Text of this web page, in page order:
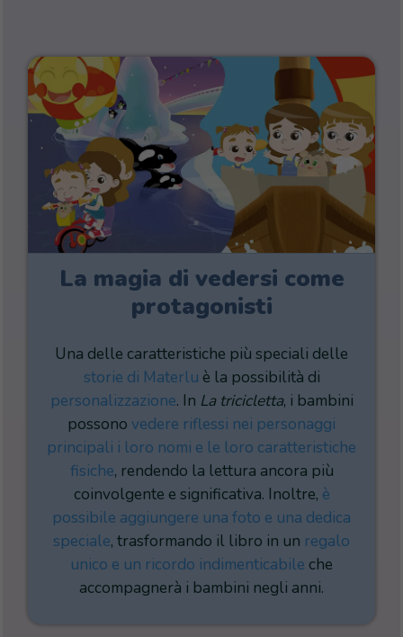
La magia di vedersi come
protagonisti
Una delle caratteristiche più speciali delle
storie di Materlu è la possibilità di
personalizzazione. In La tricicletta, i bambini
possono vedere riflessi nei personaggi
principali i loro nomi e le loro caratteristiche
fisiche, rendendo la lettura ancora più
coinvolgente e significativa. Inoltre, è
possibile aggiungere una foto e una dedica
speciale, trasformando il libro in un regalo
unico e un ricordo indimenticabile che
accompagnerà i bambini negli anni.